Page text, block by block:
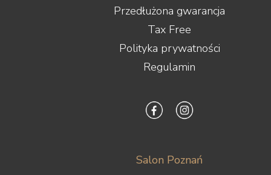
Przedłużona gwarancja
Tax Free
Polityka prywatności
Regulamin
Salon Poznań